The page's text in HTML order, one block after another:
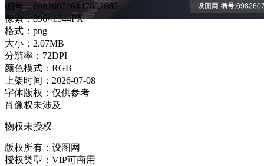
编号：698260786442802680
像素：896×1344PX
格式：png
大小：2.07MB
分辨率：72DPI
颜色模式：RGB
上架时间：2026-07-08
字体版权：仅供参考
肖像权未涉及
物权未授权
版权所有：设图网
授权类型：VIP可商用